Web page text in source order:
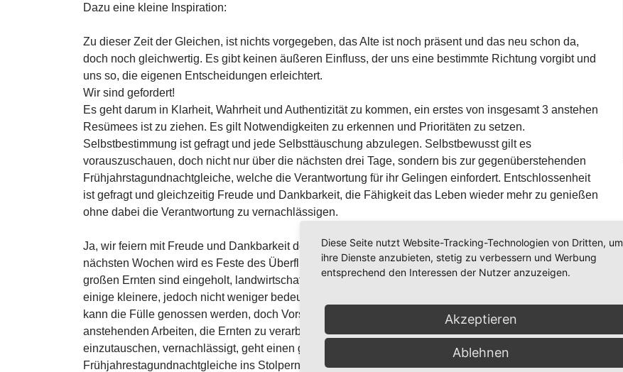
Dazu eine kleine Inspiration:
Zu dieser Zeit der Gleichen, ist nichts vorgegeben, das Alte ist noch präsent und das neu schon da,
doch noch gleichwertig. Es gibt keinen äußeren Einfluss, der uns eine bestimmte Richtung vorgibt und
uns so, die eigenen Entscheidungen erleichtert.
Wir sind gefordert!
Es geht darum in Klarheit, Wahrheit und Authentizität zu kommen, ein erstes von insgesamt 3 anstehen
Resümees ist zu ziehen. Es gilt Notwendigkeiten zu erkennen und Prioritäten zu setzen.
Selbstbestimmung ist gefragt und jede Selbsttäuschung abzulegen. Selbstbewusst gilt es
vorauszuschauen, doch nicht nur über die nächsten drei Tage, sondern bis zur gegenüberstehenden
Frühjahrstagundnachtgleiche, welche die Verantwortung für ihr Gelingen einfordert. Entschlossenheit
ist gefragt und gleichzeitig Freude und Dankbarkeit, die Fähigkeit das Leben wieder mehr zu genießen
ohne dabei die Verantwortung zu vernachlässigen.
Ja, wir feiern mit Freude und Dankbarkeit den Erntedank, hauptsächlich heut, doch nicht nur. Auch die
nächsten Wochen wird es Feste des Überflusses und des fröhlichen Zusammenseins geben. Die
großen Ernten sind eingeholt, landwirtschaftlich, wie auch im sonstigen Leben. Es stehen nur noch
einige kleinere, jedoch nicht weniger bedeutende Ernten an, doch die Massentracht ist eingeholt. Nun
kann die Fülle genossen werden, doch Vorsicht, wen es zu sehr zum Feiern verleitet und dabei die
anstehenden Arbeiten, die Ernten zu verarbeiten, winterfest zu machen, einzulagern und Überschüsse
einzutauschen, vernachlässigt, geht einen gefährlichen Weg, der ihn spätestens zur
Frühjahrestagundnachtgleiche ins Stolpern bringt.
Diese Seite nutzt Website-Tracking-Technologien von Dritten, um
ihre Dienste anzubieten, stetig zu verbessern und Werbung
entsprechend den Interessen der Nutzer anzuzeigen.
Akzeptieren
Ablehnen